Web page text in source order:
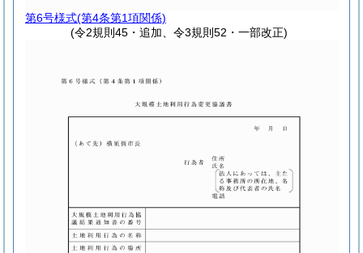
第6号様式(第4条第1項関係)
(令2規則45・追加、令3規則52・一部改正)